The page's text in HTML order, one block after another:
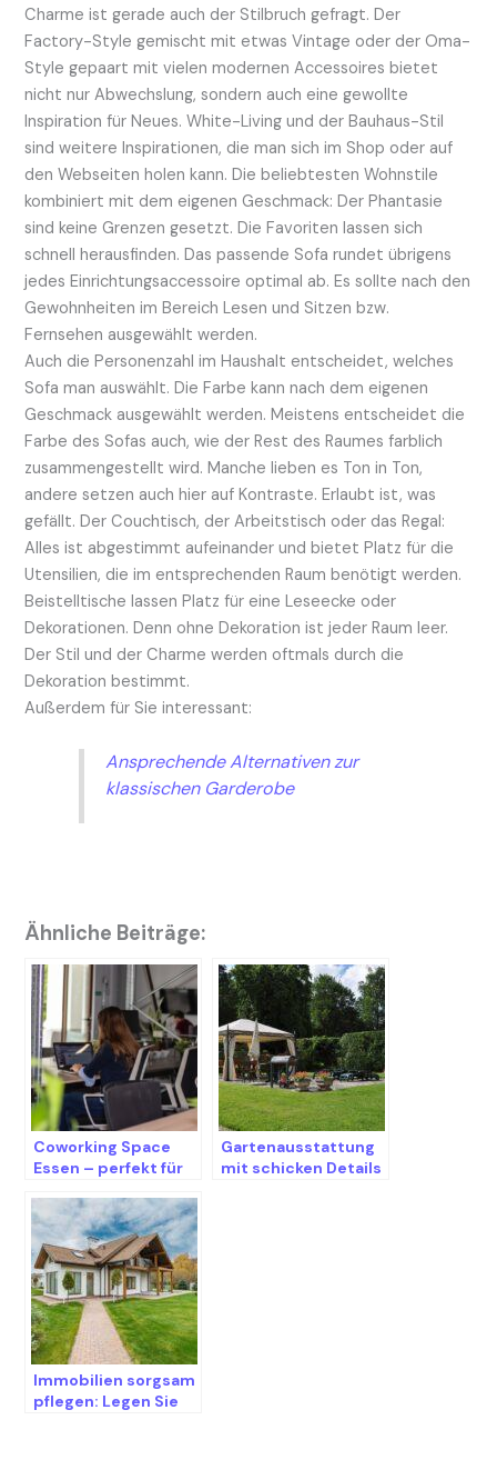
Charme ist gerade auch der Stilbruch gefragt. Der
Factory-Style gemischt mit etwas Vintage oder der Oma-
Style gepaart mit vielen modernen Accessoires bietet
nicht nur Abwechslung, sondern auch eine gewollte
Inspiration für Neues. White-Living und der Bauhaus-Stil
sind weitere Inspirationen, die man sich im Shop oder auf
den Webseiten holen kann. Die beliebtesten Wohnstile
kombiniert mit dem eigenen Geschmack: Der Phantasie
sind keine Grenzen gesetzt. Die Favoriten lassen sich
schnell herausfinden. Das passende Sofa rundet übrigens
jedes Einrichtungsaccessoire optimal ab. Es sollte nach den
Gewohnheiten im Bereich Lesen und Sitzen bzw.
Fernsehen ausgewählt werden.
Auch die Personenzahl im Haushalt entscheidet, welches
Sofa man auswählt. Die Farbe kann nach dem eigenen
Geschmack ausgewählt werden. Meistens entscheidet die
Farbe des Sofas auch, wie der Rest des Raumes farblich
zusammengestellt wird. Manche lieben es Ton in Ton,
andere setzen auch hier auf Kontraste. Erlaubt ist, was
gefällt. Der Couchtisch, der Arbeitstisch oder das Regal:
Alles ist abgestimmt aufeinander und bietet Platz für die
Utensilien, die im entsprechenden Raum benötigt werden.
Beistelltische lassen Platz für eine Leseecke oder
Dekorationen. Denn ohne Dekoration ist jeder Raum leer.
Der Stil und der Charme werden oftmals durch die
Dekoration bestimmt.
Außerdem für Sie interessant:
Ansprechende Alternativen zur
klassischen Garderobe
Ähnliche Beiträge:
Coworking Space
Essen – perfekt für
Freelancer
Gartenausstattung
mit schicken Details
Immobilien sorgsam
pflegen: Legen Sie